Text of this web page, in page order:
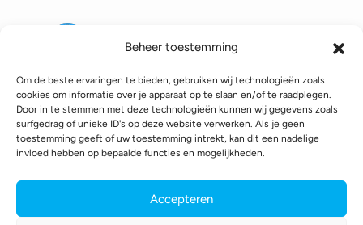
Beheer toestemming
Om de beste ervaringen te bieden, gebruiken wij technologieën zoals
cookies om informatie over je apparaat op te slaan en/of te raadplegen.
Door in te stemmen met deze technologieën kunnen wij gegevens zoals
surfgedrag of unieke ID's op deze website verwerken. Als je geen
toestemming geeft of uw toestemming intrekt, kan dit een nadelige
invloed hebben op bepaalde functies en mogelijkheden.
Accepteren
BTW: BE0771.941.935
© 2025 DroneDepot. Alle rechten voorbehouden.
Toegankelijkheidsverklaring